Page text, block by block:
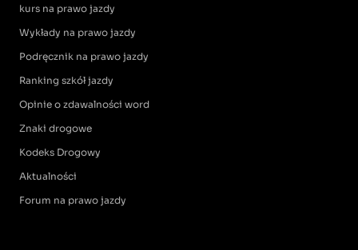
kurs na prawo jazdy
Wykłady na prawo jazdy
Podręcznik na prawo jazdy
Ranking szkół jazdy
Opinie o zdawalności word
Znaki drogowe
Kodeks Drogowy
Aktualności
Forum na prawo jazdy